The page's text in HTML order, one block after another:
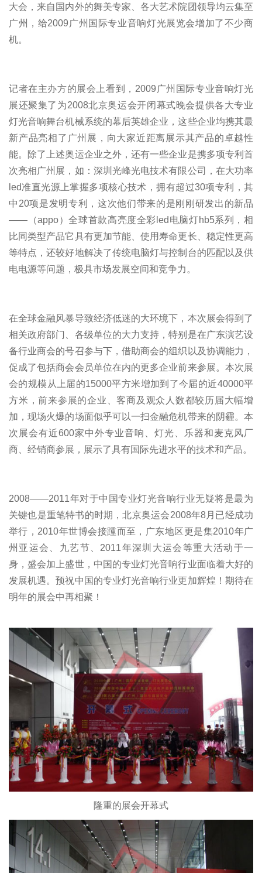
大会，来自国内外的舞美专家、各大艺术院团领导均云集至
广州，给2009广州国际专业音响灯光展览会增加了不少商
机。
记者在主办方的展会上看到，2009广州国际专业音响灯光
展还聚集了为2008北京奥运会开闭幕式晚会提供各大专业
灯光音响舞台机械系统的幕后英雄企业，这些企业均携其最
新产品亮相了广州展，向大家近距离展示其产品的卓越性
能。除了上述奥运企业之外，还有一些企业是携多项专利首
次亮相广州展，如：深圳光峰光电技术有限公司，在大功率
led准直光源上掌握多项核心技术，拥有超过30项专利，其
中20项是发明专利，这次他们带来的是刚刚研发出的新品
――（appo）全球首款高亮度全彩led电脑灯hb5系列，相
比同类型产品它具有更加节能、使用寿命更长、稳定性更高
等特点，还较好地解决了传统电脑灯与控制台的匹配以及供
电电源等问题，极具市场发展空间和竞争力。
在全球金融风暴导致经济低迷的大环境下，本次展会得到了
相关政府部门、各级单位的大力支持，特别是在广东演艺设
备行业商会的号召参与下，借助商会的组织以及协调能力，
促成了包括商会会员单位在内的更多企业前来参展。本次展
会的规模从上届的15000平方米增加到了今届的近40000平
方米，前来参展的企业、客商及观众人数都较历届大幅增
加，现场火爆的场面似乎可以一扫金融危机带来的阴霾。本
次展会有近600家中外专业音响、灯光、乐器和麦克风厂
商、经销商参展，展示了具有国际先进水平的技术和产品。
2008――2011年对于中国专业灯光音响行业无疑将是最为
关键也是重笔特书的时期，北京奥运会2008年8月已经成功
举行，2010年世博会接踵而至，广东地区更是集2010年广
州亚运会、九艺节、2011年深圳大运会等重大活动于一
身，盛会加上盛世，中国的专业灯光音响行业面临着大好的
发展机遇。预祝中国的专业灯光音响行业更加辉煌！期待在
明年的展会中再相聚！
隆重的展会开幕式